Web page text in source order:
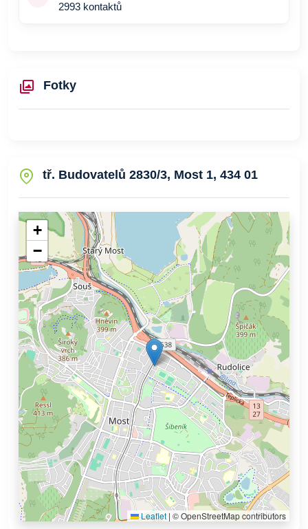
2993 kontaktů
Fotky
tř. Budovatelů 2830/3, Most 1, 434 01
+
−
Leaflet | © OpenStreetMap contributors